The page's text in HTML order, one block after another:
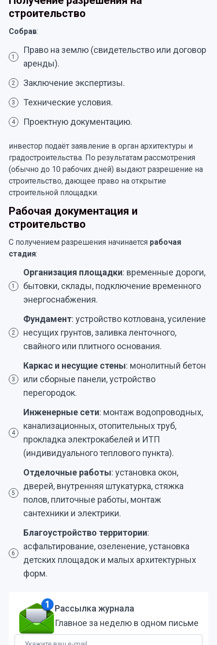
строительство
Собрав:
1
Право на землю (свидетельство или договор
аренды).
2 Заключение экспертизы.
3 Технические условия.
4 Проектную документацию.
инвестор подаёт заявление в орган архитектуры и
градостроительства. По результатам рассмотрения
(обычно до 10 рабочих дней) выдают разрешение на
строительство, дающее право на открытие
строительной площадки.
Рабочая документация и
строительство
С получением разрешения начинается рабочая
стадия:
1
Организация площадки: временные дороги,
бытовки, склады, подключение временного
энергоснабжения.
2
Фундамент: устройство котлована, усиление
несущих грунтов, заливка ленточного,
свайного или плитного основания.
3
Каркас и несущие стены: монолитный бетон
или сборные панели, устройство
перегородок.
4
Инженерные сети: монтаж водопроводных,
канализационных, отопительных труб,
прокладка электрокабелей и ИТП
(индивидуального теплового пункта).
5
Отделочные работы: установка окон,
дверей, внутренняя штукатурка, стяжка
полов, плиточные работы, монтаж
сантехники и электрики.
6
Благоустройство территории:
асфальтирование, озеленение, установка
детских площадок и малых архитектурных
форм.
Рассылка журнала
Главное за неделю в одном письме